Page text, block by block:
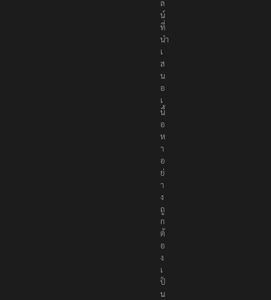
ล
น์
ที่
นำ
เ
ส
น
อ
เ
นื้
อ
ห
า
อ
ย่
า
ง
ถู
ก
ต้
อ
ง
เ
ป็
น